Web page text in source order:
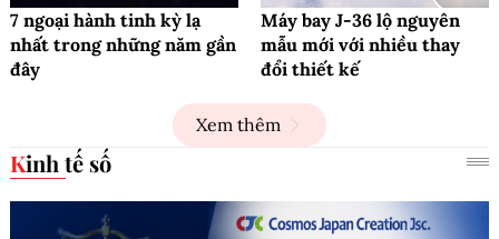
7 ngoại hành tinh kỳ lạ
nhất trong những năm gần
đây
Máy bay J-36 lộ nguyên
mẫu mới với nhiều thay
đổi thiết kế
Xem thêm
Kinh tế số